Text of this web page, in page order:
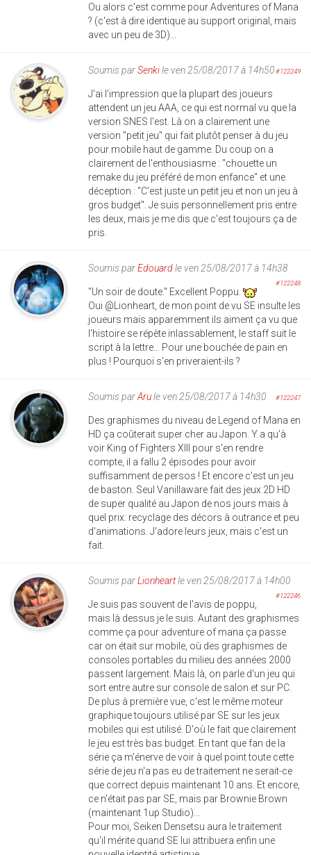
Ou alors c'est comme pour Adventures of Mana
? (c'est à dire identique au support original, mais
avec un peu de 3D)...
Soumis parSenkile ven 25/08/2017 à 14h50#122249
J'ai l'impression que la plupart des joueurs
attendent un jeu AAA, ce qui est normal vu que la
version SNES l'est. Là on a clairement une
version "petit jeu" qui fait plutôt penser à du jeu
pour mobile haut de gamme. Du coup on a
clairement de l'enthousiasme : "chouette un
remake du jeu préféré de mon enfance" et une
déception : "C'est juste un petit jeu et non un jeu à
gros budget". Je suis personnellement pris entre
les deux, mais je me dis que c'est toujours ça de
pris.
Soumis parEdouardle ven 25/08/2017 à 14h38
#122248
"Un soir de doute." Excellent Poppu.
Oui @Lionheart, de mon point de vu SE insulte les
joueurs mais apparemment ils aiment ça vu que
l'histoire se répète inlassablement, le staff suit le
script à la lettre... Pour une bouchée de pain en
plus ! Pourquoi s'en priveraient-ils ?
Soumis parArule ven 25/08/2017 à 14h30 #122247
Des graphismes du niveau de Legend of Mana en
HD ça coûterait super cher au Japon. Y a qu'à
voir King of Fighters XIII pour s'en rendre
compte, il a fallu 2 épisodes pour avoir
suffisamment de persos ! Et encore c'est un jeu
de baston. Seul Vanillaware fait des jeux 2D HD
de super qualité au Japon de nos jours mais à
quel prix: recyclage des décors à outrance et peu
d'animations. J'adore leurs jeux, mais c'est un
fait.
Soumis parLionheartle ven 25/08/2017 à 14h00
#122246
Je suis pas souvent de l'avis de poppu,
mais là dessus je le suis. Autant des graphismes
comme ça pour adventure of mana ça passe
car on était sur mobile, où des graphismes de
consoles portables du milieu des années 2000
passent largement. Mais là, on parle d'un jeu qui
sort entre autre sur console de salon et sur PC.
De plus à première vue, c'est le même moteur
graphique toujours utilisé par SE sur les jeux
mobiles qui est utilisé. D'où le fait que clairement
le jeu est très bas budget. En tant que fan de la
série ça m'énerve de voir à quel point toute cette
série de jeu n'a pas eu de traitement ne serait-ce
que correct depuis maintenant 10 ans. Et encore,
ce n'était pas par SE, mais par Brownie Brown
(maintenant 1up Studio)...
Pour moi, Seiken Densetsu aura le traitement
qu'il mérite quand SE lui attribuera enfin une